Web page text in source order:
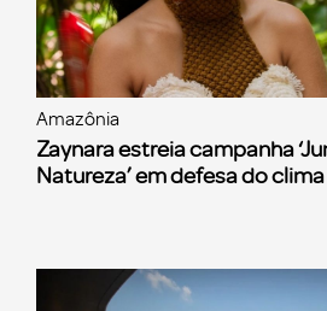
Amazônia
Zaynara estreia campanha
Natureza’ em defesa do clima